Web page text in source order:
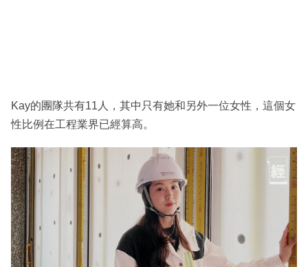
Kay的團隊共有11人，其中只有她和另外一位女性，這個女
性比例在工程業界已經算高。